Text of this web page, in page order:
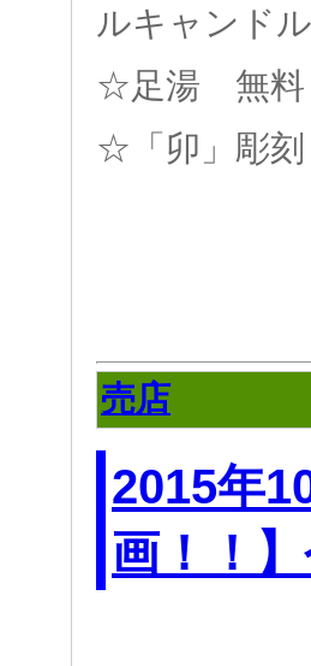
ルキャンド
☆足湯 無
☆「卯」彫
売店
2015年
画！！